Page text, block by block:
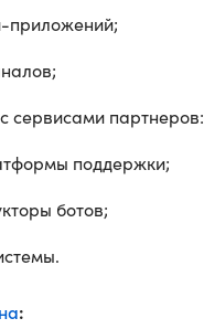
приложений;
сервисами партнеров:
поддержки;
ботов;
: